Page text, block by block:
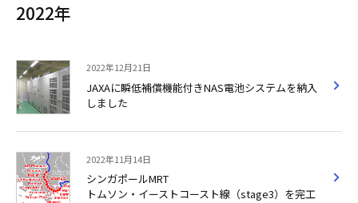
2022年
2022年12月21日
JAXAに瞬低補償機能付きNAS電池システムを納入
しました
2022年11月14日
シンガポールMRT
トムソン・イーストコースト線（stage3）を完工